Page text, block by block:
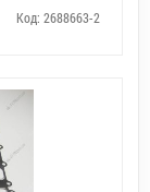
Код: 2688663-2